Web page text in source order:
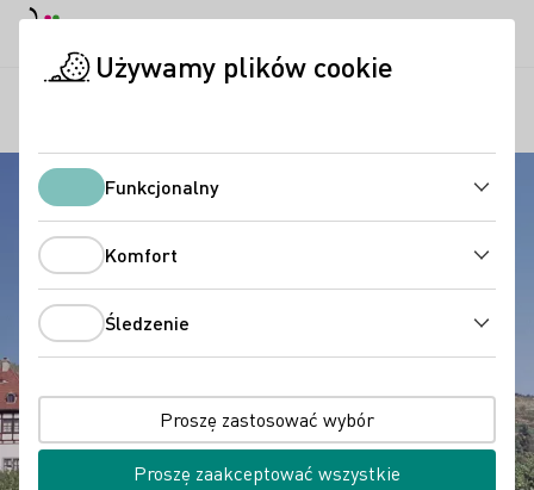
Używamy plików cookie
Funkcjonalny
Komfort
Śledzenie
Proszę zastosować wybór
Proszę zaakceptować wszystkie